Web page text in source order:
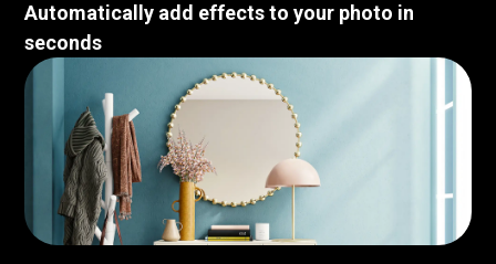
Automatically add effects to your photo in
seconds